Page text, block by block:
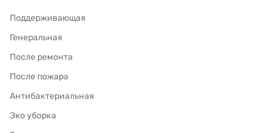
Поддерживающая
Генеральная
После ремонта
После пожара
Антибактериальная
Эко уборка